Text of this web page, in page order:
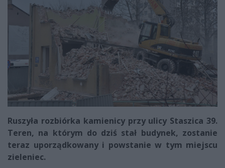
Ruszyła rozbiórka kamienicy przy ulicy Staszica 39.
Teren, na którym do dziś stał budynek, zostanie
teraz uporządkowany i powstanie w tym miejscu
zieleniec.